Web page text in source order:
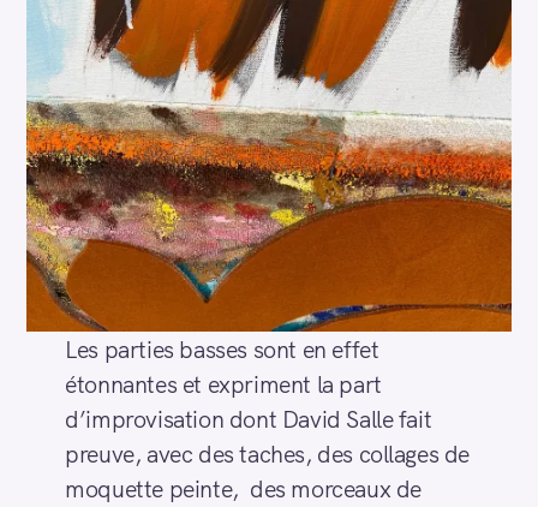
Les parties basses sont en effet
étonnantes et expriment la part
d’improvisation dont David Salle fait
preuve, avec des taches, des collages de
moquette peinte, des morceaux de